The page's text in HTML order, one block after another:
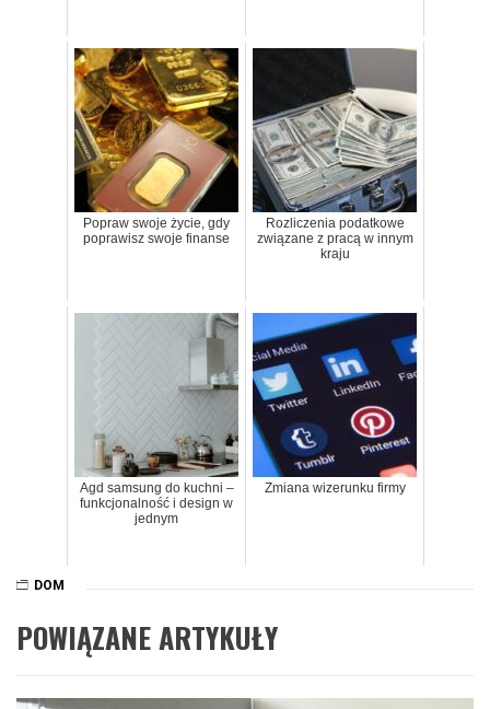
Popraw swoje życie, gdy
poprawisz swoje finanse
Rozliczenia podatkowe
związane z pracą w innym
kraju
Agd samsung do kuchni –
funkcjonalność i design w
jednym
Zmiana wizerunku firmy
DOM
POWIĄZANE ARTYKUŁY